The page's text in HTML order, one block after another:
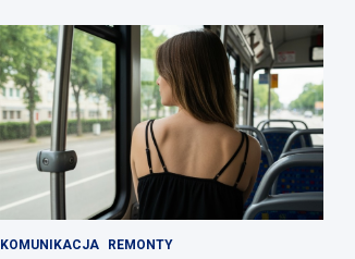
KOMUNIKACJA REMONTY